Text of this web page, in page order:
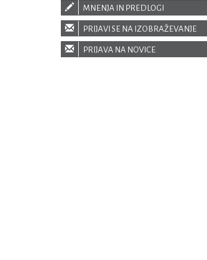
MNENJA IN PREDLOGI
PRIJAVI SE NA IZOBRAŽEVANJE
PRIJAVA NA NOVICE